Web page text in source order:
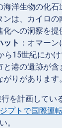
海洋生物の化
ンは、カイロ
への洞察を提
ット ：オマー
ら15世紀にか
と港の遺跡が
りがあります。
を計画してい
プトで国際運
。